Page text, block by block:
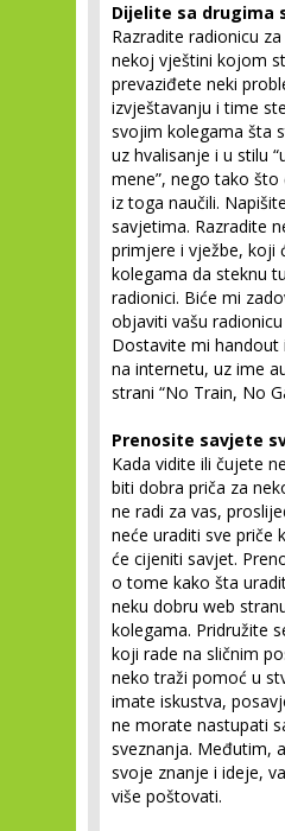
Dijelite sa drugima
Razradite radionicu
nekoj vještini kojom
prevaziđete neki
izvještavanju i time
svojim kolegama šta
uz hvalisanje i u stilu
mene”, nego tako
iz toga naučili.
savjetima. Razradite
primjere i vježbe, koji
kolegama da steknu
radionici. Biće mi
objaviti vašu
Dostavite mi handout
na internetu, uz ime
strani “No Train, No
Prenosite savjete
Kada vidite ili čujete
biti dobra priča za
ne radi za vas,
neće uraditi sve priče
će cijeniti savjet.
o tome kako šta
neku dobru web
kolegama. Pridružite
koji rade na sličnim
neko traži pomoć u
imate iskustva,
ne morate nastupati
sveznanja. Međutim,
svoje znanje i ideje,
više poštovati.